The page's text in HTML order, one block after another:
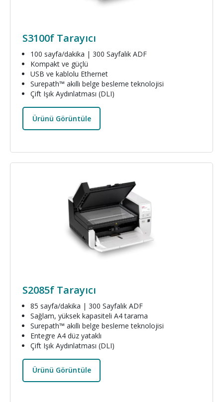
S3100f Tarayıcı
100 sayfa/dakika | 300 Sayfalık ADF
Kompakt ve güçlü
USB ve kablolu Ethernet
Surepath™ akıllı belge besleme teknolojisi
Çift Işık Aydınlatması (DLI)
Ürünü Görüntüle
Resim
S2085f Tarayıcı
85 sayfa/dakika | 300 Sayfalık ADF
Sağlam, yüksek kapasiteli A4 tarama
Surepath™ akıllı belge besleme teknolojisi
Entegre A4 düz yataklı
Çift Işık Aydınlatması (DLI)
Ürünü Görüntüle